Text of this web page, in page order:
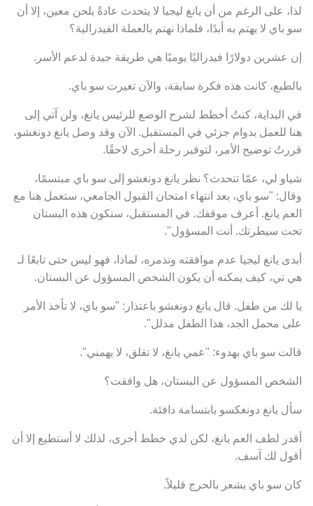
لذا، على الرغم من أن يانغ ليجيا لا يتحدث عادةً بلحن معين، إلا أن
سو باي لا يهتم به أبدًا، فلماذا نهتم بالعملة الفيدرالية؟
إن عشرين دولارًا فيدراليًا يوميًا هي طريقة جيدة لدعم الأسر.
بالطبع، كانت هذه فكرة سابقة، والآن تغيرت سو باي.
في البداية، كنتُ أخطط لشرح الوضع للرئيس يانغ، ولن آتي إلى
هنا للعمل بدوام جزئي في المستقبل. الآن وقد وصل يانغ دونغشو،
قررتُ توضيح الأمر، لتوفير رحلة أخرى لاحقًا.
شياو لي، عمّا تتحدث؟ نظر يانغ دونغشو إلى سو باي مبتسمًا،
وقال: "سو باي، بعد انتهاء امتحان القبول الجامعي، ستعمل هنا مع
العم يانغ. أعرف موقفك. في المستقبل، ستكون هذه البستان
تحت سيطرتك. أنت المسؤول".
أبدى يانغ ليجيا عدم موافقته وتذمره، لماذا، فهو ليس حتى تابعًا لـ
هي تي، كيف يمكنه أن يكون الشخص المسؤول عن البستان.
يا لك من طفل. قال يانغ دونغشو باعتذار: "سو باي، لا تأخذ الأمر
على محمل الجد، هذا الطفل مدلل".
قالت سو باي بهدوء: "عمي يانغ، لا تقلق، لا يهمني".
الشخص المسؤول عن البستان، هل وافقت؟
سأل يانغ دونغكسو بابتسامة دافئة.
أقدر لطف العم يانغ، لكن لدي خطط أخرى، لذلك لا أستطيع إلا أن
أقول لك آسف.
كان سو باي يشعر بالحرج قليلاً.